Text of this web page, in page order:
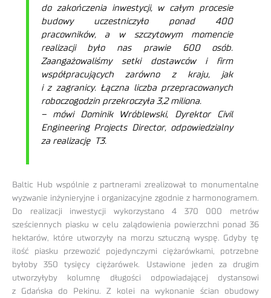
do zakończenia inwestycji, w całym procesie
budowy uczestniczyło ponad 400
pracowników, a w szczytowym momencie
realizacji było nas prawie 600 osób.
Zaangażowaliśmy setki dostawców i firm
współpracujących zarówno z kraju, jak
i z zagranicy. Łączna liczba przepracowanych
roboczogodzin przekroczyła 3,2 miliona.
– mówi Dominik Wróblewski, Dyrektor Civil
Engineering Projects Director, odpowiedzialny
za realizację T3.
Baltic Hub wspólnie z partnerami zrealizował to monumentalne
wyzwanie inżynieryjne i organizacyjne zgodnie z harmonogramem.​
Do realizacji inwestycji wykorzystano 4 370 000 metrów
sześciennych piasku w celu zalądowienia powierzchni ponad 36
hektarów, które utworzyły na morzu sztuczną wyspę. Gdyby tę
ilość piasku przewozić pojedynczymi ciężarówkami, potrzebne
byłoby 350 tysięcy ciężarówek. Ustawione jeden za drugim
utworzyłyby kolumnę długości odpowiadającej dystansowi
z Gdańska do Pekinu. Z kolei na wykonanie ścian obudowy